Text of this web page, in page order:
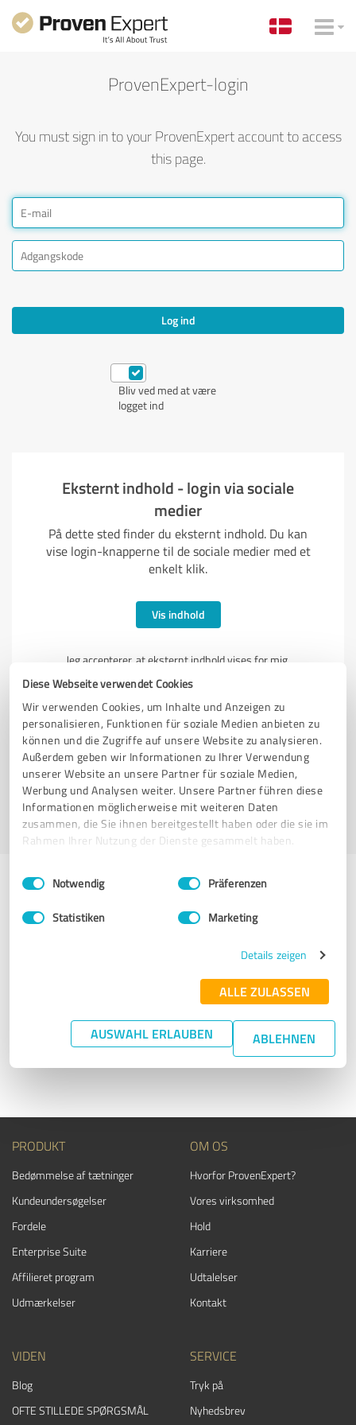
Diese Webseite verwendet Cookies
Wir verwenden Cookies, um Inhalte und Anzeigen zu
personalisieren, Funktionen für soziale Medien anbieten zu
können und die Zugriffe auf unsere Website zu analysieren.
Außerdem geben wir Informationen zu Ihrer Verwendung
unserer Website an unsere Partner für soziale Medien,
Werbung und Analysen weiter. Unsere Partner führen diese
Informationen möglicherweise mit weiteren Daten
zusammen, die Sie ihnen bereitgestellt haben oder die sie im
Rahmen Ihrer Nutzung der Dienste gesammelt haben.
Impressum Datenschutzbestimmungen
Einwilligungsauswahl
Notwendig Präferenzen
Statistiken Marketing
Details zeigen
ALLE ZULASSEN
AUSWAHL ERLAUBEN ABLEHNEN
ProvenExpert-login
You must sign in to your ProvenExpert account to access
this page.
Log ind
Bliv ved med at være
logget ind
Eksternt indhold - login via sociale
medier
På dette sted finder du eksternt indhold. Du kan
vise login-knapperne til de sociale medier med et
enkelt klik.
Vis indhold
Jeg accepterer, at eksternt indhold vises for mig.
Læs mere om dette i vores privatlivspolitik på
Har du ikke modtaget en bekræftelsesmail?
Tilmeld dig nu gratis
Har du glemt din adgangskode?
Problemer med at logge ind?
Er der noget, der ikke virker? Vi er her for at hjælpe. Send en e-
. Vi er her for dig mandag-
Tag kontakt til os
PRODUKT
Bedømmelse af tætninger
Kundeundersøgelser
Fordele
Enterprise Suite
Affilieret program
Udmærkelser
OM OS
Hvorfor ProvenExpert?
Vores virksomhed
Hold
Karriere
Udtalelser
Kontakt
VIDEN
Blog
OFTE STILLEDE SPØRGSMÅL
SERVICE
Tryk på
Nyhedsbrev